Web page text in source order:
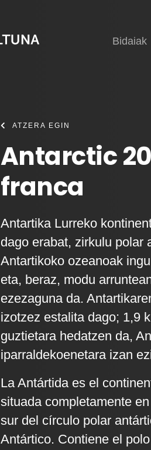
Bidaiak
ATZERA EGIN
Antarctic
franca
Antartika Lurreko
dago erabat, zirkulu polar
Antartikoko ozeanoak
eta, beraz, modu
ezezaguna da.
izotzez estalita dago; 1,9
guztietara hedatzen da,
iparraldekoenetara izan
La Antártida es el
situada completamente
sur del círculo polar
Antártico. Contiene el